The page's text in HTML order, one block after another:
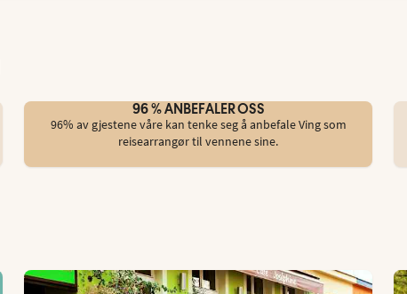
96 % ANBEFALER OSS
96% av gjestene våre kan tenke seg å anbefale Ving som
reisearrangør til vennene sine.